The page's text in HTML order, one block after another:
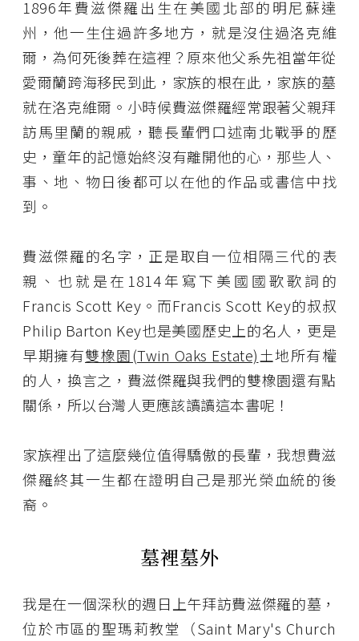
1896年費滋傑羅出生在美國北部的明尼蘇達
州，他一生住過許多地方，就是沒住過洛克維
爾，為何死後葬在這裡？原來他父系先祖當年從
愛爾蘭跨海移民到此，家族的根在此，家族的墓
就在洛克維爾。小時候費滋傑羅經常跟著父親拜
訪馬里蘭的親戚，聽長輩們口述南北戰爭的歷
史，童年的記憶始終沒有離開他的心，那些人、
事、地、物日後都可以在他的作品或書信中找
到。
費滋傑羅的名字，正是取自一位相隔三代的表
親、也就是在1814年寫下美國國歌歌詞的
Francis Scott Key。而Francis Scott Key的叔叔
Philip Barton Key也是美國歷史上的名人，更是
早期擁有雙橡園(Twin Oaks Estate)土地所有權
的人，換言之，費滋傑羅與我們的雙橡園還有點
關係，所以台灣人更應該讀讀這本書呢！
家族裡出了這麼幾位值得驕傲的長輩，我想費滋
傑羅終其一生都在證明自己是那光榮血統的後
裔。
墓裡墓外
我是在一個深秋的週日上午拜訪費滋傑羅的墓，
位於市區的聖瑪莉教堂（Saint Mary's Church